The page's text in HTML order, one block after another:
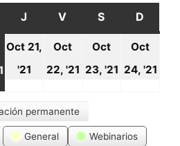
J JUEVES
V VIERNES
S SÁBADO
D
20
octubre,
2021
Oct 21,
'21
21
2021
Oct
22, '21 22
2021
Oct
23, '21 23
Oct
24, '21
permanente
General Webinarios